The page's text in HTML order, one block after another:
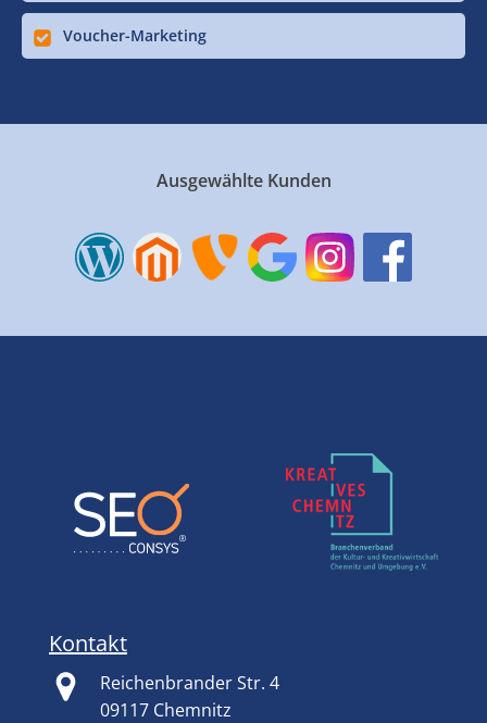
Voucher-Marketing
Ausgewählte Kunden
Kontakt
Reichenbrander Str. 4
09117 Chemnitz